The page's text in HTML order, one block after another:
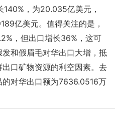
，为20.035亿美元，
亿美元。值得关注的是，
，但出口增长36%，这可
和假眉毛对华出口大增，抵
口矿物资源的利空因素。去
对华出口额为7636.0516万